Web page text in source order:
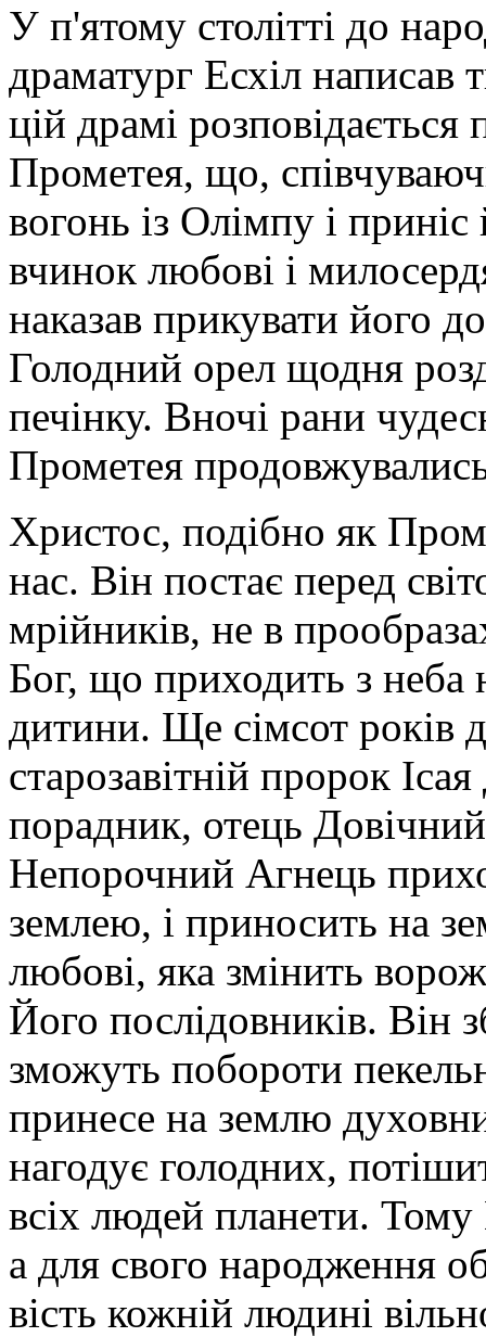
У п'ятому столітті до
драматург Есхіл
цій драмі
Прометея, що,
вогонь із Олімпу і
вчинок любові і
наказав прикувати його
Голодний орел щодня
печінку. Вночі рани
Прометея
Христос, подібно як
нас. Він постає перед
мрійни­ків, не в
Бог, що приходить з неба
дитини. Ще сімсот років
старозавітній пророк
порадник, отець
Непорочний Агнець
землею, і приносить на
любові, яка змінить
Його послідовників. Він
зможуть побороти
принесе на землю
нагодує голодних,
всіх людей планети. Тому
а для свого народження
вість кожній людині